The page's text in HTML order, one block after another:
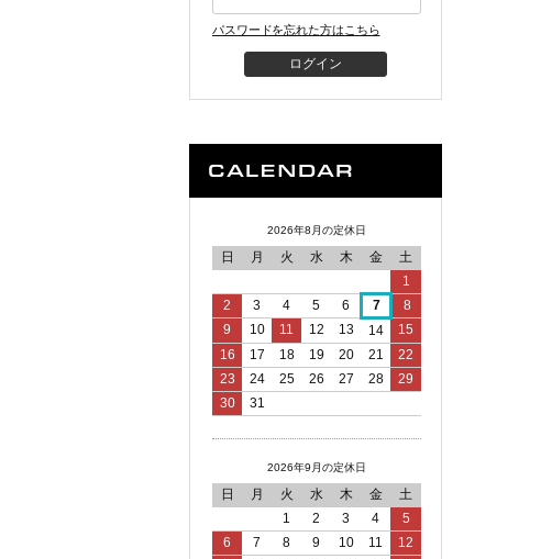
パスワードを忘れた方はこちら
2026年8月の定休日
日 月 火 水 木 金
土
1
2
3 4 5 6 7
8
9
10 11 12 13 14
15
16
17 18 19 20 21
22
23
24 25 26 27 28
29
30
31
2026年9月の定休日
日 月 火 水 木 金
土
1
2 3 4
5
6
7 8 9 10 11
12